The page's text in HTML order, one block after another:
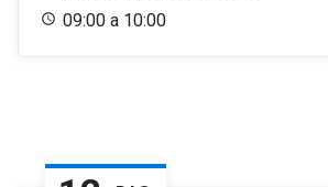
09:00 a 10:00